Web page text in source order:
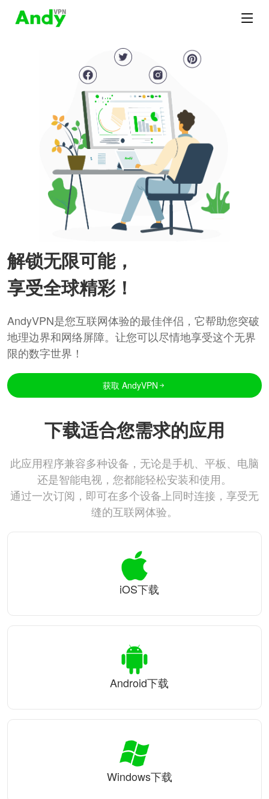
解锁无限可能，
享受全球精彩！
AndyVPN是您互联网体验的最佳伴侣，它帮助您突破
地理边界和网络屏障。让您可以尽情地享受这个无界
限的数字世界！
获取 AndyVPN
下载适合您需求的应用
此应用程序兼容多种设备，无论是手机、平板、电脑
还是智能电视，您都能轻松安装和使用。
通过一次订阅，即可在多个设备上同时连接，享受无
缝的互联网体验。
iOS下载
Android下载
Windows下载